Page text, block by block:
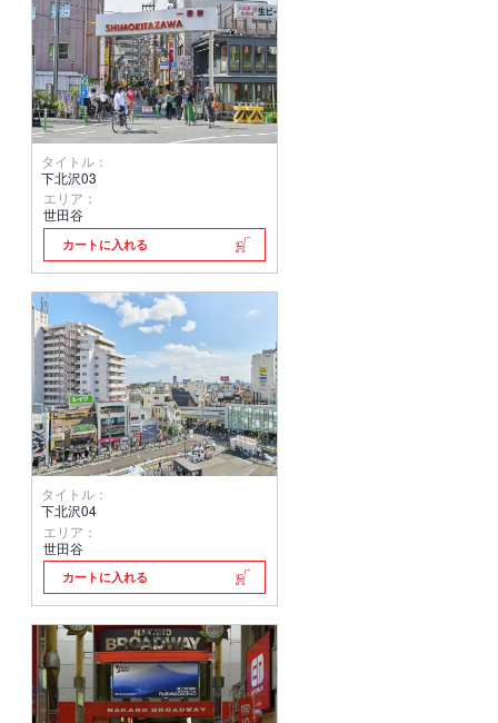
タイトル：
下北沢03
エリア：
世田谷
カートに入れる
タイトル：
下北沢04
エリア：
世田谷
カートに入れる